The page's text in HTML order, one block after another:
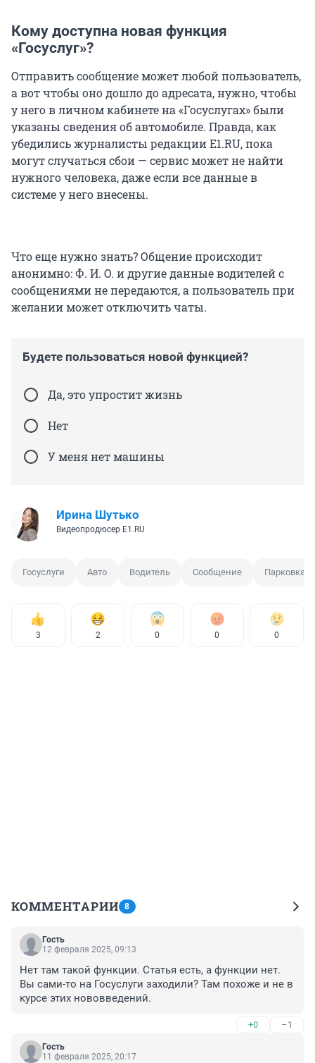
Кому доступна новая функция
«Госуслуг»?
Отправить сообщение может любой пользователь,
а вот чтобы оно дошло до адресата, нужно, чтобы
у него в личном кабинете на «Госуслугах» были
указаны сведения об автомобиле. Правда, как
убедились журналисты редакции E1.RU, пока
могут случаться сбои — сервис может не найти
нужного человека, даже если все данные в
системе у него внесены.
Что еще нужно знать? Общение происходит
анонимно: Ф. И. О. и другие данные водителей с
сообщениями не передаются, а пользователь при
желании может отключить чаты.
Будете пользоваться новой функцией?
Да, это упростит жизнь
Нет
У меня нет машины
Ирина Шутько
Видеопродюсер E1.RU
Госуслуги Авто Водитель Сообщение Парковка
3 2 0 0 0
КОММЕНТАРИИ 8
Гость
12 февраля 2025, 09:13
Нет там такой функции. Статья есть, а функции нет.
Вы сами-то на Госуслуги заходили? Там похоже и не в
курсе этих нововведений.
+0 –1
Гость
11 февраля 2025, 20:17